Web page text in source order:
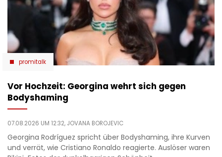
promitalk
Vor Hochzeit: Georgina wehrt sich gegen
Bodyshaming
07.08.2026 UM 12:32, JOVANA BOROJEVIC
Georgina Rodríguez spricht über Bodyshaming, ihre Kurven
und verrät, wie Cristiano Ronaldo reagierte. Auslöser waren